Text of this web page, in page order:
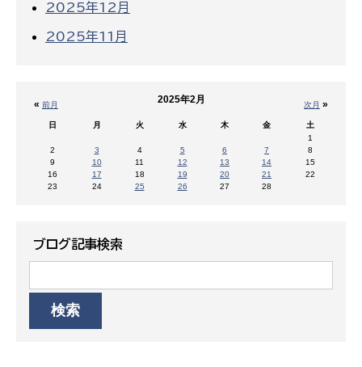
2025年12月
2025年11月
« 前月 次月 »
2025年2月
日 月 火 水 木 金
土
1
2
3 4 5 6 7
8
9
10 11 12 13 14
15
16
17 18 19 20 21
22
23
24 25 26 27 28
ブログ記事検索